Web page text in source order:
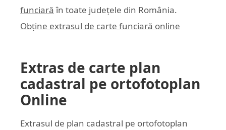
funciară în toate județele din România.
Obține extrasul de carte funciară online
Extras de carte plan
cadastral pe ortofotoplan
Online
Extrasul de plan cadastral pe ortofotoplan